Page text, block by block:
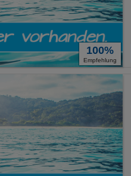
100%
Empfehlung